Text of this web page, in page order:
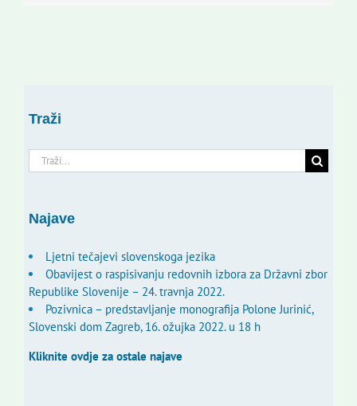
Traži
Traži...
Najave
Ljetni tečajevi slovenskoga jezika
Obavijest o raspisivanju redovnih izbora za Državni zbor
Republike Slovenije – 24. travnja 2022.
Pozivnica – predstavljanje monografija Polone Jurinić,
Slovenski dom Zagreb, 16. ožujka 2022. u 18 h
Kliknite ovdje za ostale najave